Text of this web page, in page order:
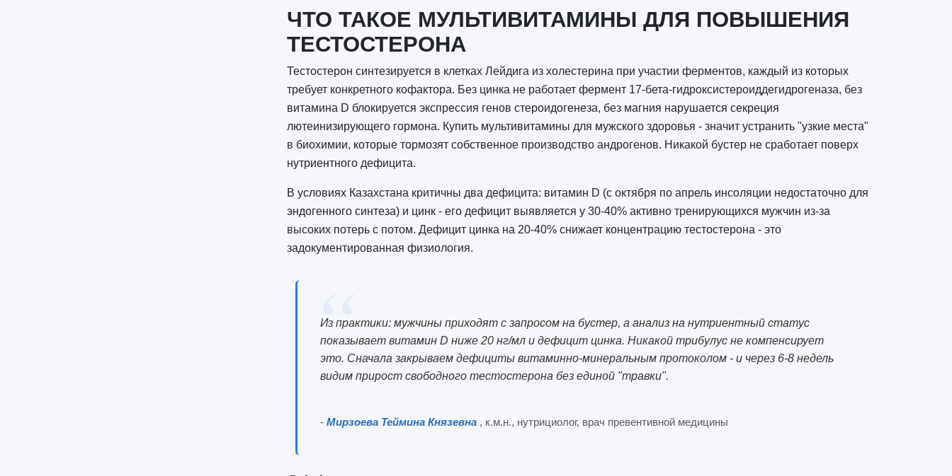
ЧТО ТАКОЕ МУЛЬТИВИТАМИНЫ ДЛЯ ПОВЫШЕНИЯ
ТЕСТОСТЕРОНА
Тестостерон синтезируется в клетках Лейдига из холестерина при участии ферментов, каждый из которых
требует конкретного кофактора. Без цинка не работает фермент 17-бета-гидроксистероиддегидрогеназа, без
витамина D блокируется экспрессия генов стероидогенеза, без магния нарушается секреция
лютеинизирующего гормона. Купить мультивитамины для мужского здоровья - значит устранить "узкие места"
в биохимии, которые тормозят собственное производство андрогенов. Никакой бустер не сработает поверх
нутриентного дефицита.
В условиях Казахстана критичны два дефицита: витамин D (с октября по апрель инсоляции недостаточно для
эндогенного синтеза) и цинк - его дефицит выявляется у 30-40% активно тренирующихся мужчин из-за
высоких потерь с потом. Дефицит цинка на 20-40% снижает концентрацию тестостерона - это
задокументированная физиология.
Из практики: мужчины приходят с запросом на бустер, а анализ на нутриентный статус
показывает витамин D ниже 20 нг/мл и дефицит цинка. Никакой трибулус не компенсирует
это. Сначала закрываем дефициты витаминно-минеральным протоколом - и через 6-8 недель
видим прирост свободного тестостерона без единой "травки".
-Мирзоева Теймина Князевна , к.м.н., нутрициолог, врач превентивной медицины